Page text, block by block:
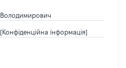
Володимирович
[Конфіденційна інформація]